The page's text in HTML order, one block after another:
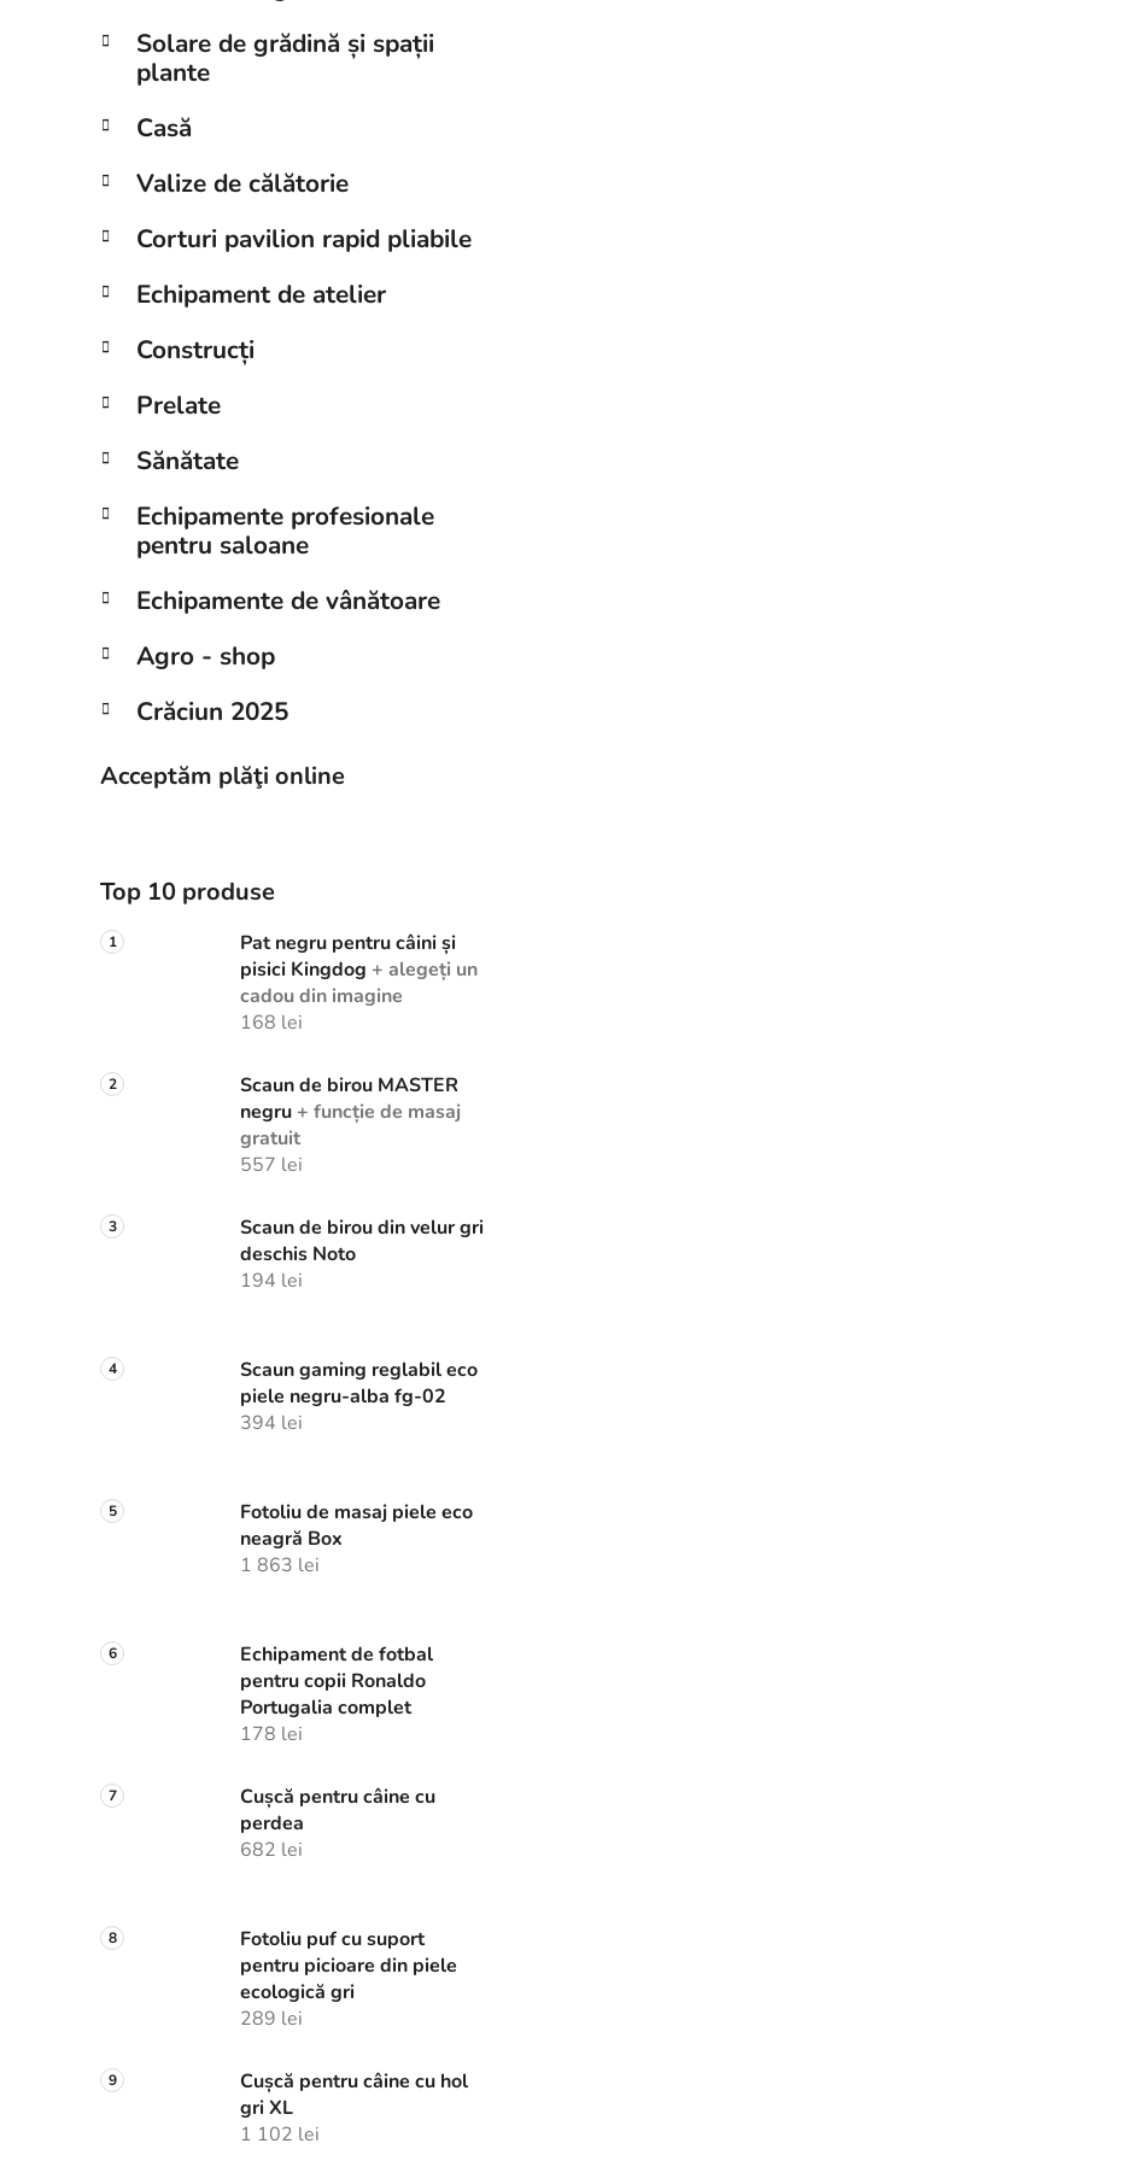
Solare de grădină și spații
plante
Casă
Valize de călătorie
Corturi pavilion rapid pliabile
Echipament de atelier
Construcți
Prelate
Sănătate
Echipamente profesionale
pentru saloane
Echipamente de vânătoare
Agro - shop
Crăciun 2025
Acceptăm plăţi online
Top 10 produse
Pat negru pentru câini și
pisici Kingdog + alegeți un
cadou din imagine
168 lei
Scaun de birou MASTER
negru + funcție de masaj
gratuit
557 lei
Scaun de birou din velur gri
deschis Noto
194 lei
Scaun gaming reglabil eco
piele negru-alba fg-02
394 lei
Fotoliu de masaj piele eco
neagră Box
1 863 lei
Echipament de fotbal
pentru copii Ronaldo
Portugalia complet
178 lei
Cușcă pentru câine cu
perdea
682 lei
Fotoliu puf cu suport
pentru picioare din piele
ecologică gri
289 lei
Cușcă pentru câine cu hol
gri XL
1 102 lei